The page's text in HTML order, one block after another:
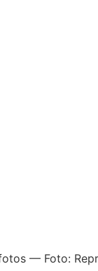
— Foto: